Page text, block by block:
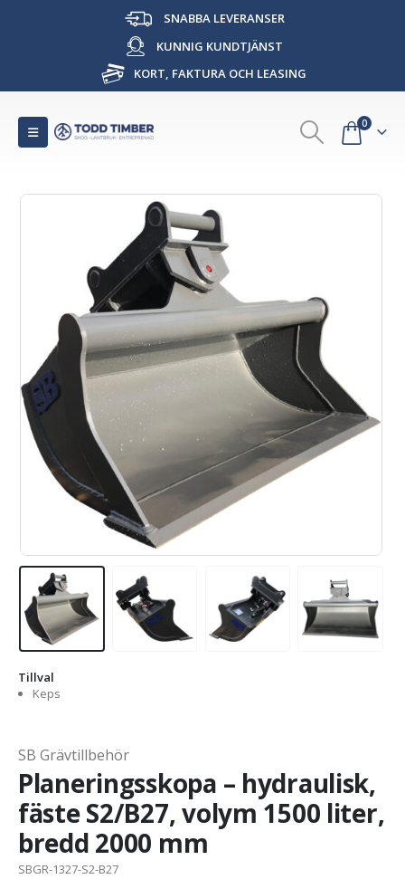
SNABBA LEVERANSER
KUNNIG KUNDTJÄNST
KORT, FAKTURA OCH LEASING
0
Tillval
Keps
SB Grävtillbehör
Planeringsskopa – hydraulisk,
fäste S2/B27, volym 1500 liter,
bredd 2000 mm
SBGR-1327-S2-B27